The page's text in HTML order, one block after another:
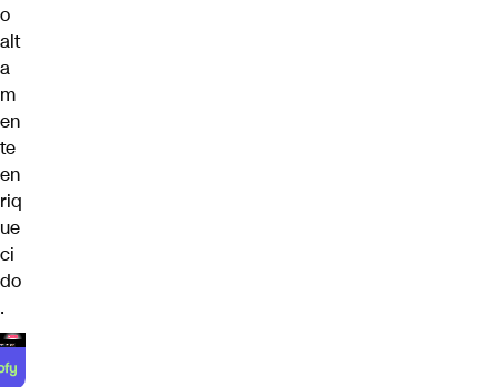
o
alt
a
m
en
te
en
riq
ue
ci
do
.